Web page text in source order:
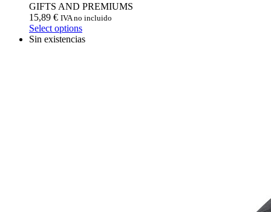
GIFTS AND PREMIUMS
15,89 € IVA no incluido
Select options
Sin existencias